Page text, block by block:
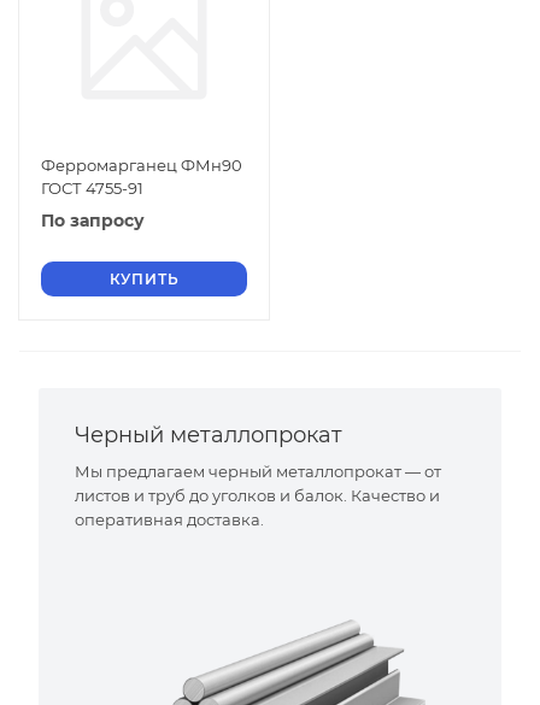
Ферромарганец ФМн90
ГОСТ 4755-91
По запросу
КУПИТЬ
Черный металлопрокат
Мы предлагаем черный металлопрокат — от
листов и труб до уголков и балок. Качество и
оперативная доставка.